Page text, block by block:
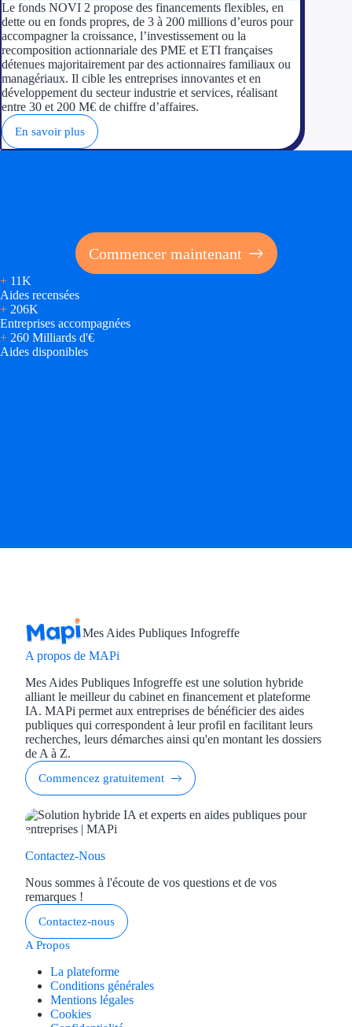
Le fonds NOVI 2 propose des financements flexibles, en
dette ou en fonds propres, de 3 à 200 millions d’euros pour
accompagner la croissance, l’investissement ou la
recomposition actionnariale des PME et ETI françaises
détenues majoritairement par des actionnaires familiaux ou
managériaux. Il cible les entreprises innovantes et en
développement du secteur industrie et services, réalisant
entre 30 et 200 M€ de chiffre d’affaires.
En savoir plus
Commencer maintenant
+ 11K
Aides recensées
+ 206K
Entreprises accompagnées
+ 260 Milliards d'€
Aides disponibles
Mes Aides Publiques Infogreffe
A propos de MAPi
Mes Aides Publiques Infogreffe est une solution hybride
alliant le meilleur du cabinet en financement et plateforme
IA. MAPi permet aux entreprises de bénéficier des aides
publiques qui correspondent à leur profil en facilitant leurs
recherches, leurs démarches ainsi qu'en montant les dossiers
de A à Z.
Commencez gratuitement
Contactez-Nous
Nous sommes à l'écoute de vos questions et de vos
remarques !
Contactez-nous
A Propos
La plateforme
Conditions générales
Mentions légales
Cookies